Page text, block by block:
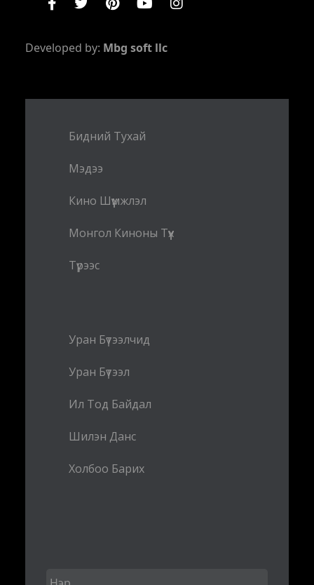
Developed by: Mbg soft llc
Бидний Тухай
Мэдээ
Кино Шүүмжлэл
Монгол Киноны Түүх
Түрээс
Уран Бүтээлчид
Уран Бүтээл
Ил Тод Байдал
Шилэн Данс
Холбоо Барих